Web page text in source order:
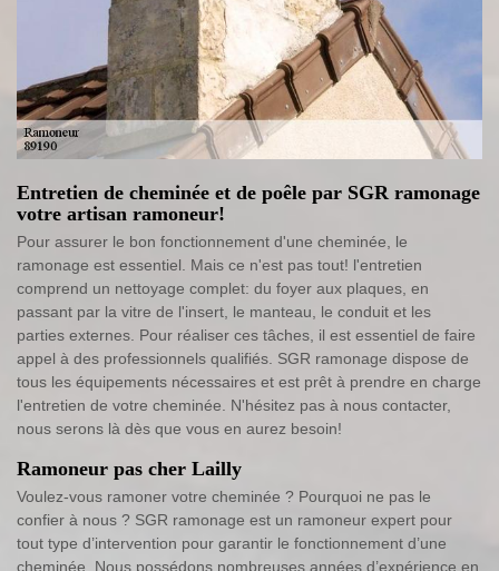
Entretien de cheminée et de poêle par SGR ramonage
votre artisan ramoneur!
Pour assurer le bon fonctionnement d'une cheminée, le
ramonage est essentiel. Mais ce n'est pas tout! l'entretien
comprend un nettoyage complet: du foyer aux plaques, en
passant par la vitre de l'insert, le manteau, le conduit et les
parties externes. Pour réaliser ces tâches, il est essentiel de faire
appel à des professionnels qualifiés. SGR ramonage dispose de
tous les équipements nécessaires et est prêt à prendre en charge
l'entretien de votre cheminée. N'hésitez pas à nous contacter,
nous serons là dès que vous en aurez besoin!
Ramoneur pas cher Lailly
Voulez-vous ramoner votre cheminée ? Pourquoi ne pas le
confier à nous ? SGR ramonage est un ramoneur expert pour
tout type d’intervention pour garantir le fonctionnement d’une
cheminée. Nous possédons nombreuses années d’expérience en